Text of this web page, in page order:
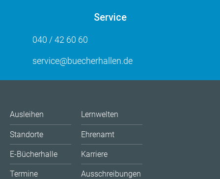
Service
040 / 42 60 60
service@buecherhallen.de
Ausleihen
Standorte
E-Bücherhalle
Termine
Lernwelten
Ehrenamt
Karriere
Ausschreibungen